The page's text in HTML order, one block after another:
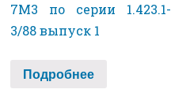
7М3 по серии 1.423.1-
3/88 выпуск 1
Подробнее